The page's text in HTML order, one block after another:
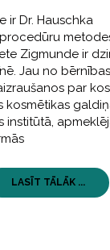
ir Dr. Hauschka
Zigmunde ir
Jau no
par
kosmētikas
institūtā,
LASĪT TĀLĀK ...